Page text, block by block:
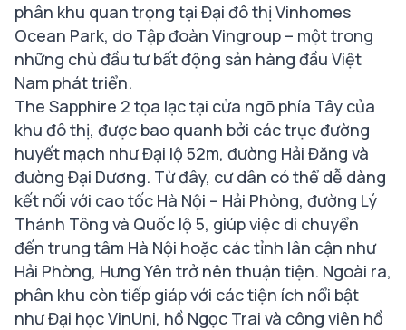
phân khu quan trọng tại Đại đô thị Vinhomes
Ocean Park, do Tập đoàn Vingroup – một trong
những chủ đầu tư bất động sản hàng đầu Việt
Nam phát triển.
The Sapphire 2 tọa lạc tại cửa ngõ phía Tây của
khu đô thị, được bao quanh bởi các trục đường
huyết mạch như Đại lộ 52m, đường Hải Đăng và
đường Đại Dương. Từ đây, cư dân có thể dễ dàng
kết nối với cao tốc Hà Nội – Hải Phòng, đường Lý
Thánh Tông và Quốc lộ 5, giúp việc di chuyển
đến trung tâm Hà Nội hoặc các tỉnh lân cận như
Hải Phòng, Hưng Yên trở nên thuận tiện. Ngoài ra,
phân khu còn tiếp giáp với các tiện ích nổi bật
như Đại học VinUni, hồ Ngọc Trai và công viên hồ